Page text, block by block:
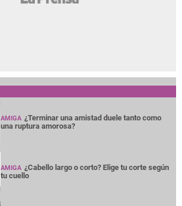
AMIGA ¿Terminar una amistad duele tanto como
una ruptura amorosa?
AMIGA ¿Cabello largo o corto? Elige tu corte según
tu cuello